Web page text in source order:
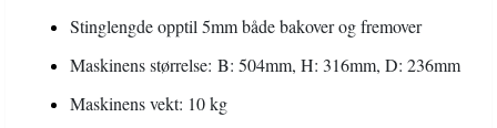
Stinglengde opptil 5mm både bakover og fremover
Maskinens størrelse: B: 504mm, H: 316mm, D: 236mm
Maskinens vekt: 10 kg